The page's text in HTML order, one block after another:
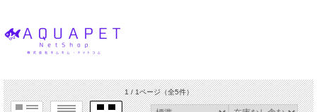
1 / 1ページ（全5件）